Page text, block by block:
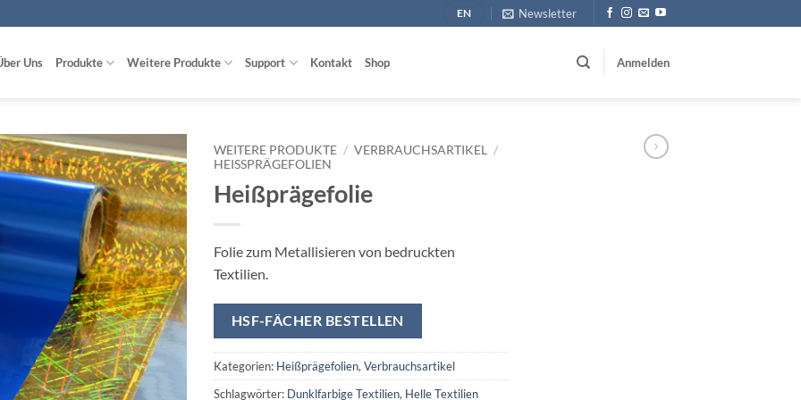
EN Newsletter
Uns Produkte Weitere Produkte Support Kontakt Shop Anmelden
zur
Wunschliste
hinzufügen
WEITERE PRODUKTE / VERBRAUCHSARTIKEL
/
HEISSPRÄGEFOLIEN
Heißprägefolie
Folie zum Metallisieren von bedruckten
Textilien.
HSF-FÄCHER BESTELLEN
Kategorien: Heißprägefolien, Verbrauchsartikel
Schlagwörter: Dunklfarbige Textilien, Helle Textilien